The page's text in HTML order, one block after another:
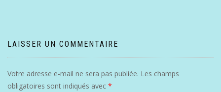
LAISSER UN COMMENTAIRE
Votre adresse e-mail ne sera pas publiée. Les champs
obligatoires sont indiqués avec *